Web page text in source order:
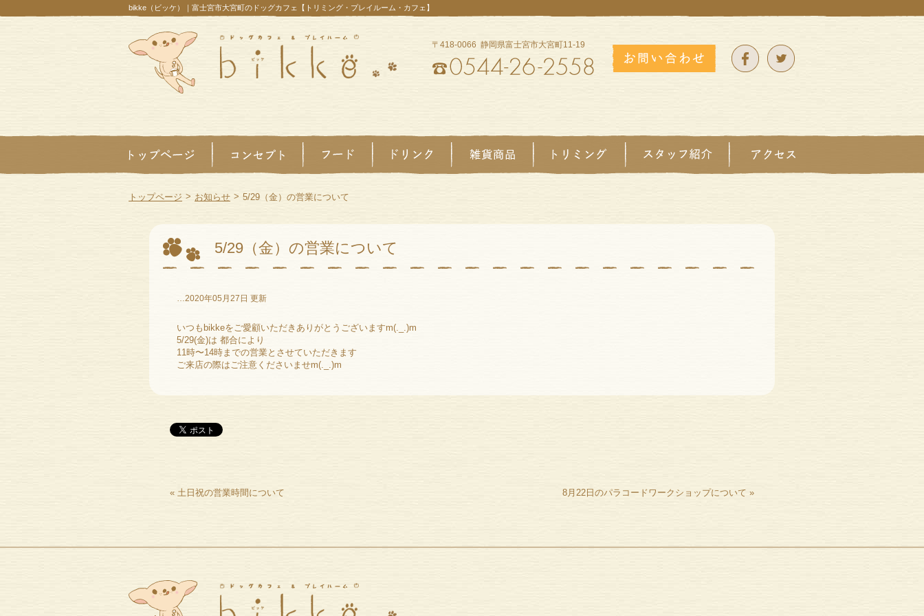
bikke（ビッケ）｜富士宮市大宮町のドッグカフェ【トリミング・プレイルーム・カフェ】
〒418-0066 静岡県富士宮市大宮町11-19
トップページ > お知らせ > 5/29（金）の営業について
5/29（金）の営業について
…2020年05月27日 更新
いつもbikkeをご愛顧いただきありがとうございますm(._.)m
5/29(金)は 都合により
11時〜14時までの営業とさせていただきます
ご来店の際はご注意くださいませm(._.)m
« 土日祝の営業時間について 8月22日のパラコードワークショップについて »